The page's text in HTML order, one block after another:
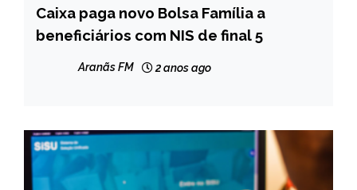
BRASIL
NOTÍCIAS
Caixa paga novo Bolsa Família a
beneficiários com NIS de final 5
Aranãs FM 2 anos ago